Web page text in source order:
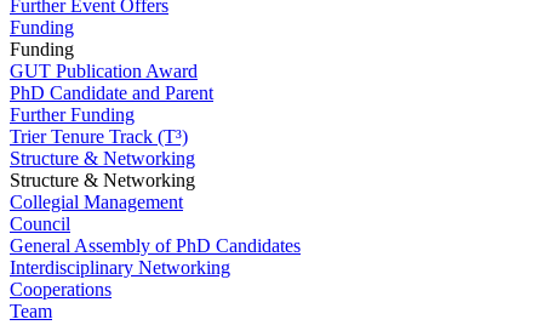
Further Event Offers
Funding
Funding
GUT Publication Award
PhD Candidate and Parent
Further Funding
Trier Tenure Track (T³)
Structure & Networking
Structure & Networking
Collegial Management
Council
General Assembly of PhD Candidates
Interdisciplinary Networking
Cooperations
Team